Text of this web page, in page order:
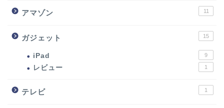
アマゾン 11
ガジェット 15
iPad 9
レビュー 1
テレビ 1